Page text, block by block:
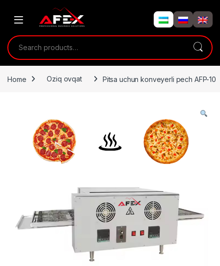
Search for:
Home Oziq ovqat Pitsa uchun konveyerli pech AFP-10